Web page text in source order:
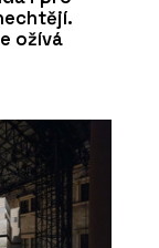
ožívá